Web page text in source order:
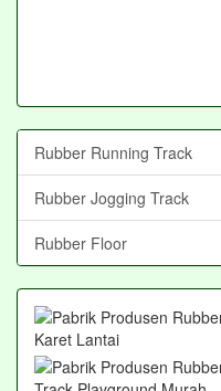
Rubber Running Track
Rubber Jogging Track
Rubber Floor